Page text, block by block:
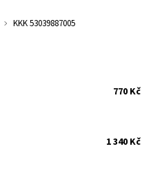
KKK 53039887005
770 Kč
1 340 Kč